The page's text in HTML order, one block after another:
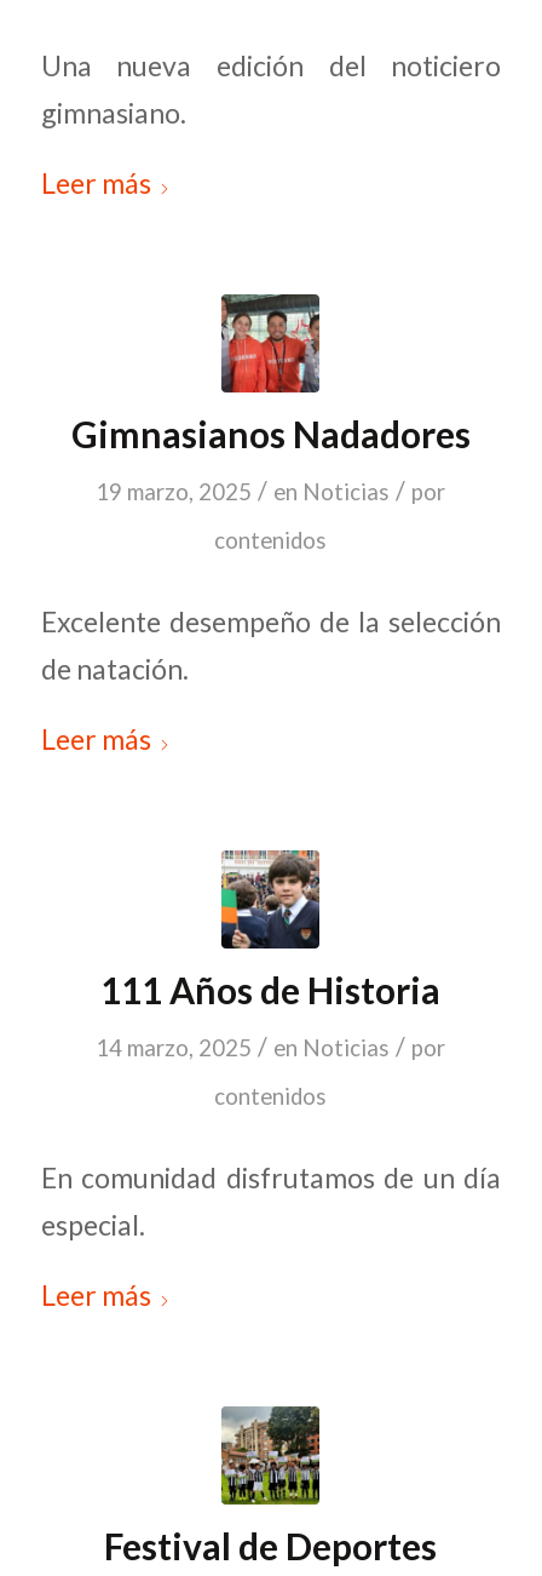
Una nueva edición del noticiero
gimnasiano.
Leer más
Gimnasianos Nadadores
19 marzo, 2025 / en Noticias / por
contenidos
Excelente desempeño de la selección
de natación.
Leer más
111 Años de Historia
14 marzo, 2025 / en Noticias / por
contenidos
En comunidad disfrutamos de un día
especial.
Leer más
Festival de Deportes